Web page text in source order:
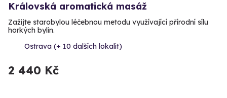
Královská aromatická masáž
Zažijte starobylou léčebnou metodu využívající přírodní sílu
horkých bylin.
Ostrava (+ 10 dalších lokalit)
2 440 Kč